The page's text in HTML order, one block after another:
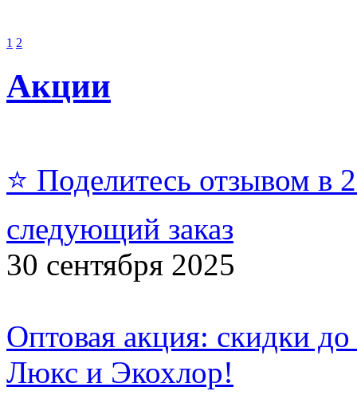
1 2
Акции
⭐ Поделитесь отзывом
следующий заказ
30 сентября 2025
Оптовая акция: скидки
Люкс и Экохлор!